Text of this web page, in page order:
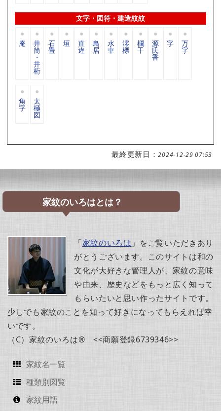
文字・図符・建造紋紋
庵 井
筒
・
井
桁
石
畳
垣 直
違
鳥
居
水
車
澪
標
欄
干
源
氏
香
字 万
字
角
字
太
極
図
最終更新日：2024-12-29 07:53
家紋のいろはとは？
「家紋のいろは 」をご覧いただきあり
がとうございます。このサイトは和の
文化が大好きな管理人が、家紋の意味
や由来、歴史などをもっと広く知って
もらいたいと思い作ったサイトです。
少しでも家紋のことを知って好きになってもらえれば幸
いです。
（C）家紋のいろは® <<商願登録6739346>>
家紋名一覧
種類別図覧
家紋用語